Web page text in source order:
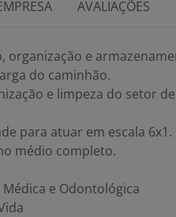
AVALIAÇÕES
organização e
do caminhão.
e limpeza do setor
para atuar em escala 6x1.
médio completo.
Médica e Odontológica